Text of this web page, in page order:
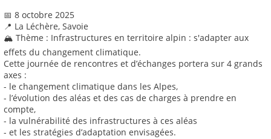
📅 8 octobre 2025
📍 La Léchère, Savoie
🏔️ Thème : Infrastructures en territoire alpin : s'adapter aux
effets du changement climatique.
Cette journée de rencontres et d’échanges portera sur 4 grands
axes :
- le changement climatique dans les Alpes,
- l’évolution des aléas et des cas de charges à prendre en
compte,
- la vulnérabilité des infrastructures à ces aléas
- et les stratégies d’adaptation envisagées.